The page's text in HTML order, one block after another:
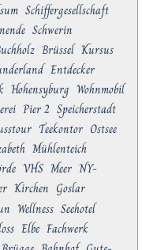
Schiffergesellschaft
Schwerin
Brüssel Kursus
Entdecker
Hohensyburg Wohnmobil
Pier 2 Speicherstadt
Teekontor Ostsee
Mühlenteich
VHS Meer NY-
Kirchen Goslar
Wellness Seehotel
Elbe Fachwerk